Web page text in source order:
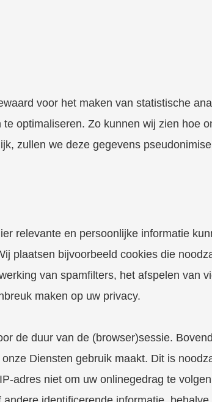
voor het maken van statistische
optimaliseren. Zo kunnen wij zien hoe
zullen we deze gegevens
relevante en persoonlijke informatie
plaatsen bijvoorbeeld cookies die
van spamfilters, het afspelen van
maken op uw privacy.
de duur van de (browser)sessie.
Diensten gebruik maakt. Dit is
adres niet om uw onlinegedrag te